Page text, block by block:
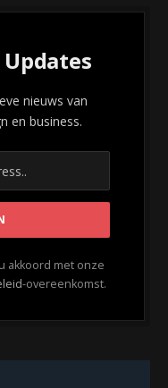
nieuws van
en business.
akkoord met onze
-overeenkomst.